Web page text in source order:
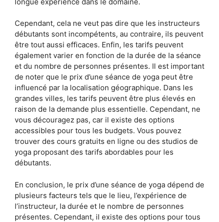
Cependant, cela ne veut pas dire que les instructeurs
débutants sont incompétents, au contraire, ils peuvent
être tout aussi efficaces. Enfin, les tarifs peuvent
également varier en fonction de la durée de la séance
et du nombre de personnes présentes. Il est important
de noter que le prix d’une séance de yoga peut être
influencé par la localisation géographique. Dans les
grandes villes, les tarifs peuvent être plus élevés en
raison de la demande plus essentielle. Cependant, ne
vous découragez pas, car il existe des options
accessibles pour tous les budgets. Vous pouvez
trouver des cours gratuits en ligne ou des studios de
yoga proposant des tarifs abordables pour les
débutants.
En conclusion, le prix d’une séance de yoga dépend de
plusieurs facteurs tels que le lieu, l’expérience de
l’instructeur, la durée et le nombre de personnes
présentes. Cependant, il existe des options pour tous